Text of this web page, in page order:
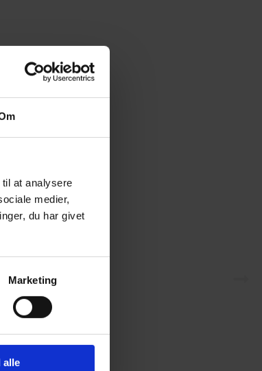
at analysere
medier,
du har givet
Marketing
alle